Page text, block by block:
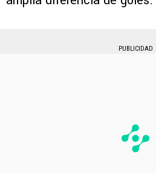
PUBLICIDAD